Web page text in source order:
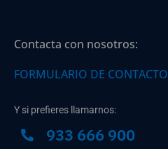
Contacta con nosotros:
FORMULARIO DE CONTACTO
Y si prefieres llamarnos:
933 666 900